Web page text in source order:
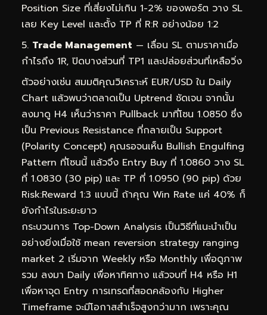
Position Size ที่เสี่ยงไม่เกิน 1-2% ของพอร์ต วาง SL
เลย Key Level และตั้ง TP ที่ R:R อย่างน้อย 1:2
Trade Management — เลื่อน SL ตามราคาเมื่อ
กำไรถึง 1R, ปิดบางส่วนที่ TP1 และปล่อยส่วนที่เหลือวิ่ง
ตัวอย่างเช่น สมมติคุณวิเคราะห์ EUR/USD ใน Daily
Chart แล้วพบว่าตลาดเป็น Uptrend ชัดเจน จากนั้น
ลงมาดู H4 เห็นว่าราคา Pullback มาที่โซน 1.0850 ซึ่ง
เป็น Previous Resistance ที่กลายเป็น Support
(Polarity Concept) คุณรอจนเห็น Bullish Engulfing
Pattern ที่โซนนี้ แล้วจึง Entry Buy ที่ 1.0860 วาง SL
ที่ 1.0830 (30 pip) และ TP ที่ 1.0950 (90 pip) ด้วย
Risk:Reward 1:3 แบบนี้ ถ้าคุณ Win Rate แค่ 40% ก็
ยังกำไรในระยะยาว
กระบวนการ Top-Down Analysis เป็นวิธีที่แนะนำเป็น
อย่างยิ่งเมื่อใช้ mean reversion strategy ranging
market 2 เริ่มจาก Weekly หรือ Monthly เพื่อดูภาพ
รวม ลงมา Daily เพื่อหาทิศทาง แล้วจบที่ H4 หรือ H1
เพื่อหาจุด Entry การเทรดที่สอดคล้องกับ Higher
Timeframe จะมีโอกาสสำเร็จสูงกว่ามาก เพราะคุณ